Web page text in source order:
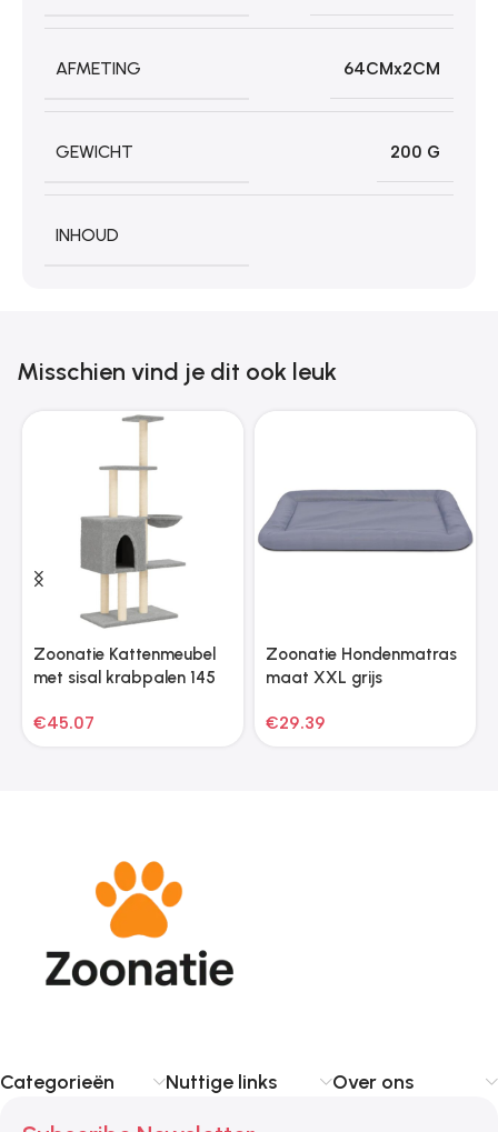
AFMETING 64CMx2CM
GEWICHT 200 G
INHOUD
Misschien vind je dit ook leuk
Zoonatie Kattenmeubel
met sisal krabpalen 145
€45.07
Zoonatie Hondenmatras
maat XXL grijs
€29.39
Categorieën Nuttige links Over ons